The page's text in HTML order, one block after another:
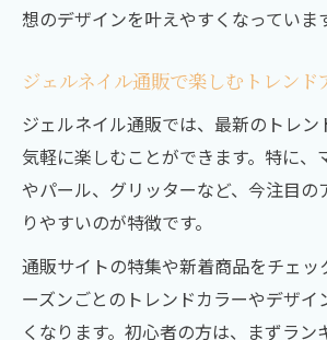
想のデザインを叶えやすくなっていま
ジェルネイル通販で楽しむトレンド
ジェルネイル通販では、最新のトレン
気軽に楽しむことができます。特に、
やパール、グリッターなど、今注目の
りやすいのが特徴です。
通販サイトの特集や新着商品をチェッ
ーズンごとのトレンドカラーやデザイ
くなります。初心者の方は、まずラン